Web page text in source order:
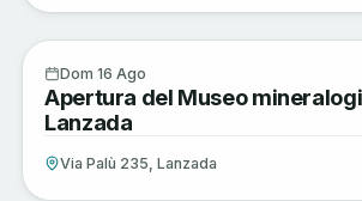
Arte e Cultura
Dom 16 Ago
Apertura del Museo
Lanzada
Via Palù 235, Lanzada